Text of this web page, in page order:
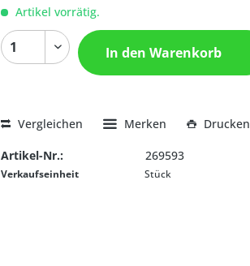
Artikel vorrätig.
In den Warenkorb
Vergleichen Merken Drucken
Artikel-Nr.: 269593
Verkaufseinheit Stück